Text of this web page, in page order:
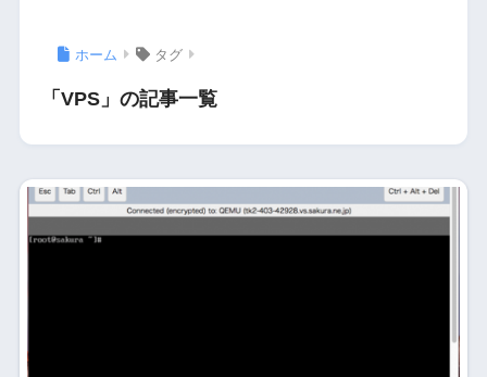
ホーム タグ
「VPS」の記事一覧